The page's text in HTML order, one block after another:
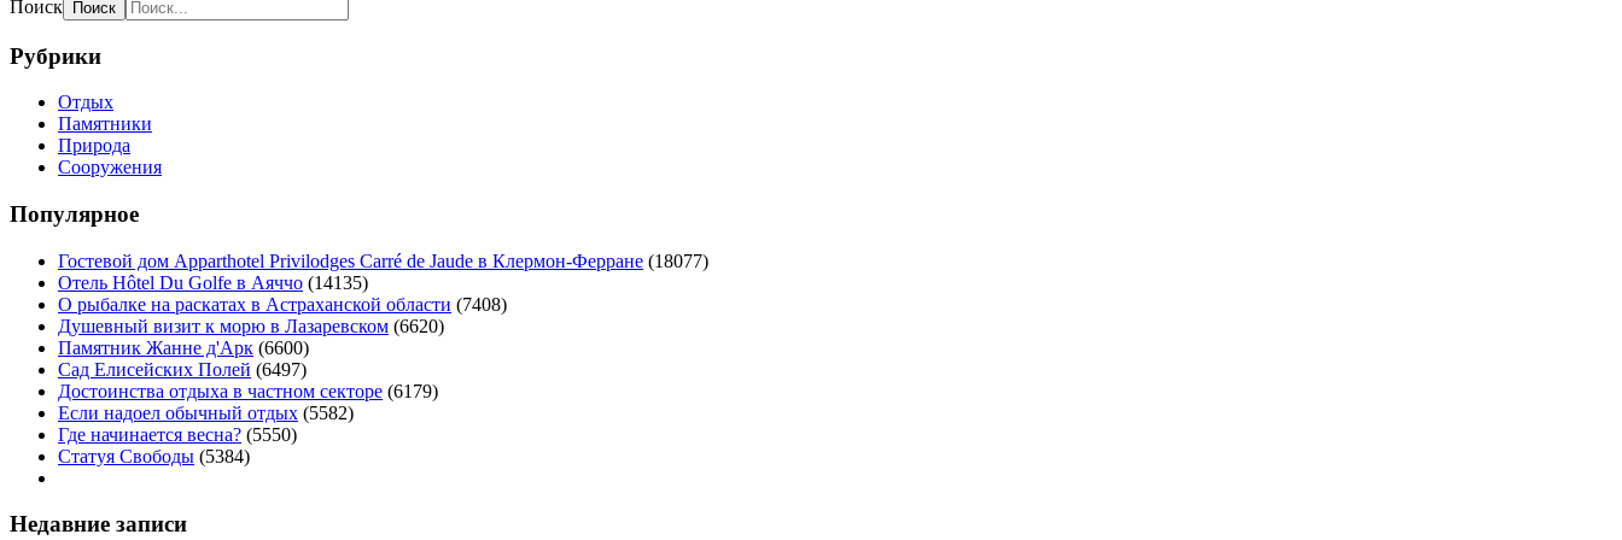
Поиск
Рубрики
Отдых
Памятники
Природа
Сооружения
Популярное
Гостевой дом Apparthotel Privilodges Carré de Jaude в Клермон-Ферране (18077)
Отель Hôtel Du Golfe в Аяччо (14135)
О рыбалке на раскатах в Астраханской области (7408)
Душевный визит к морю в Лазаревском (6620)
Памятник Жанне д'Арк (6600)
Сад Елисейских Полей (6497)
Достоинства отдыха в частном секторе (6179)
Если надоел обычный отдых (5582)
Где начинается весна? (5550)
Статуя Свободы (5384)
Недавние записи